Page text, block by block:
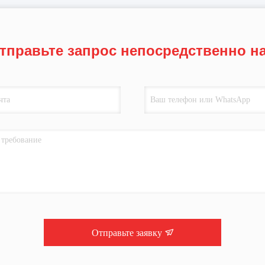
запрос непосредственно
Отправьте заявку